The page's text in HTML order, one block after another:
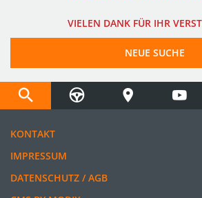
VIELEN DANK FÜR IHR
NEUE SUCHE
KONTAKT
IMPRESSUM
DATENSCHUTZ / AGB